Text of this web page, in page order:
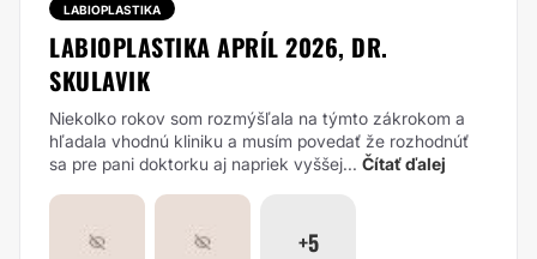
LABIOPLASTIKA
LABIOPLASTIKA APRÍL 2026, DR.
SKULAVIK
Niekolko rokov som rozmýšľala na týmto zákrokom a
hľadala vhodnú kliniku a musím povedať že rozhodnúť
sa pre pani doktorku aj napriek vyššej... Čítať ďalej
+5